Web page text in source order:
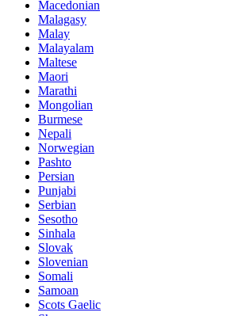
Macedonian
Malagasy
Malay
Malayalam
Maltese
Maori
Marathi
Mongolian
Burmese
Nepali
Norwegian
Pashto
Persian
Punjabi
Serbian
Sesotho
Sinhala
Slovak
Slovenian
Somali
Samoan
Scots Gaelic